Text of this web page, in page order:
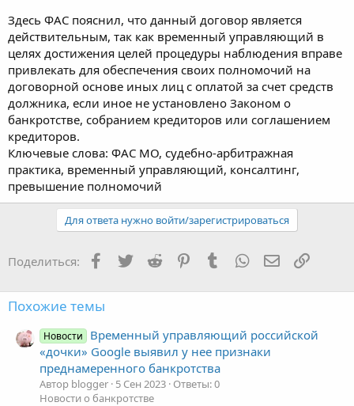
Здесь ФАС пояснил, что данный договор является
действительным, так как временный управляющий в
целях достижения целей процедуры наблюдения вправе
привлекать для обеспечения своих полномочий на
договорной основе иных лиц с оплатой за счет средств
должника, если иное не установлено Законом о
банкротстве, собранием кредиторов или соглашением
кредиторов.
Ключевые слова: ФАС МО, судебно-арбитражная
практика, временный управляющий, консалтинг,
превышение полномочий
Для ответа нужно войти/зарегистрироваться
Поделиться: Facebook
TwitterReddit PinterestTumblr WhatsApp Ссылка
Похожие темы
Новости
Временный управляющий российской
«дочки» Google выявил у нее признаки
преднамеренного банкротства
Автор blogger 5 Сен 2023 Ответы: 0
Новости о банкротстве